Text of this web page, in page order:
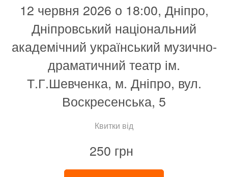
12 червня 2026 о 18:00, Дніпро,
Дніпровський національний
академічний український музично-
драматичний театр ім.
Т.Г.Шевченка, м. Дніпро, вул.
Воскресенська, 5
Квитки від
250 грн